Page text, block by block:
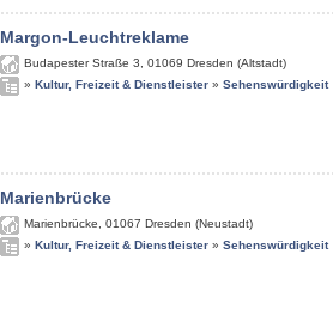
Margon-Leuchtreklame
Budapester Straße 3 01069 Dresden (Altstadt)
» Kultur, Freizeit & Dienstleister » Sehenswürdigkeit
Marienbrücke
Marienbrücke 01067 Dresden (Neustadt)
» Kultur, Freizeit & Dienstleister » Sehenswürdigkeit